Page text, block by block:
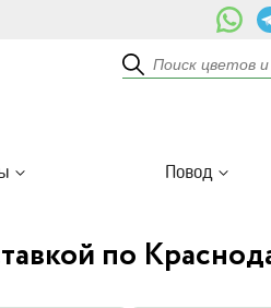
Повод
по